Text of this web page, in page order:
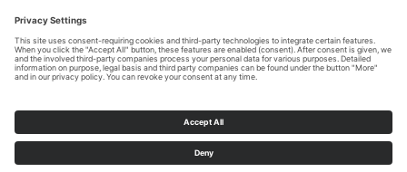
Kontakt
Impressum
Datenschutzinformationen
Cookie-Einstellungen
Bildnachweis